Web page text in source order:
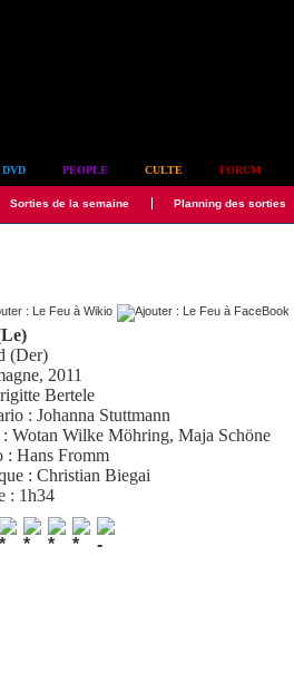
DVD PEOPLE CULTE FORUM
Sorties de la semaine Planning des sorties
(Der)
2011
Bertele
:Johanna Stuttmann
:Wotan Wilke Möhring,Maja Schöne
:Hans Fromm
:Christian Biegai
: 1h34